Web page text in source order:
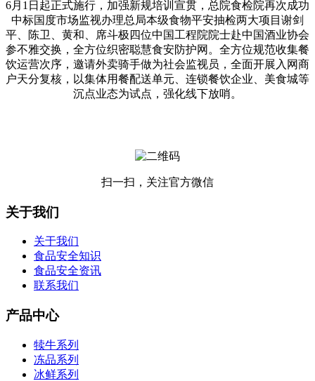
6月1日起正式施行，加强新规培训宣贯，总院食检院再次成功
中标国度市场监视办理总局本级食物平安抽检两大项目谢剑
平、陈卫、黄和、席斗极四位中国工程院院士赴中国酒业协会
参不雅交换，全方位织密聪慧食安防护网。全方位规范收集餐
饮运营次序，邀请外卖骑手做为社会监视员，全面开展入网商
户天分复核，以集体用餐配送单元、连锁餐饮企业、美食城等
沉点业态为试点，强化线下放哨。
扫一扫，关注官方微信
关于我们
关于我们
食品安全知识
食品安全资讯
联系我们
产品中心
犊牛系列
冻品系列
冰鲜系列